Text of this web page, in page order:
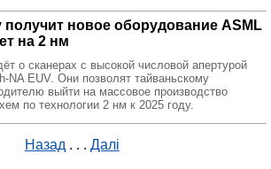
получит новое оборудование ASML
на 2 нм
о сканерах с высокой числовой апертурой
NA EUV. Они позволят тайваньскому
выйти на массовое производство
по технологии 2 нм к 2025 году.
Назад . . . Далі